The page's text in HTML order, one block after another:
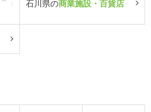
石川県の商業施設・百貨店